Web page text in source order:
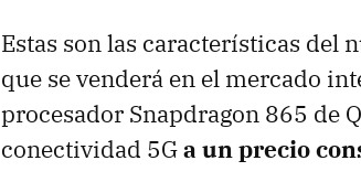
Estas son las características del
que se venderá en el mercado
procesador Snapdragon 865 de
conectividad 5Ga un precio